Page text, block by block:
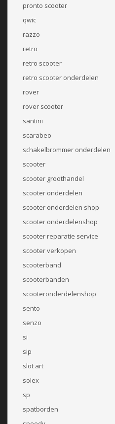
pronto scooter
qwic
razzo
retro
retro scooter
retro scooter onderdelen
rover
rover scooter
santini
scarabeo
schakelbrommer onderdelen
scooter
scooter groothandel
scooter onderdelen
scooter onderdelen shop
scooter onderdelenshop
scooter reparatie service
scooter verkopen
scooterband
scooterbanden
scooteronderdelenshop
sento
senzo
si
sip
slot art
solex
sp
spatborden